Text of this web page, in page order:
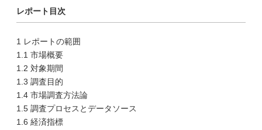
レポート目次
1 レポートの範囲
1.1 市場概要
1.2 対象期間
1.3 調査目的
1.4 市場調査方法論
1.5 調査プロセスとデータソース
1.6 経済指標